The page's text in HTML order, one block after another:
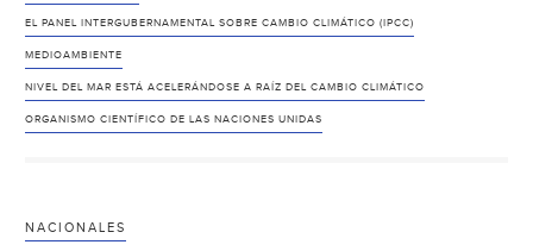
EL PANEL INTERGUBERNAMENTAL SOBRE CAMBIO CLIMÁTICO (IPCC)
MEDIOAMBIENTE
NIVEL DEL MAR ESTÁ ACELERÁNDOSE A RAÍZ DEL CAMBIO CLIMÁTICO
ORGANISMO CIENTÍFICO DE LAS NACIONES UNIDAS
NACIONALES